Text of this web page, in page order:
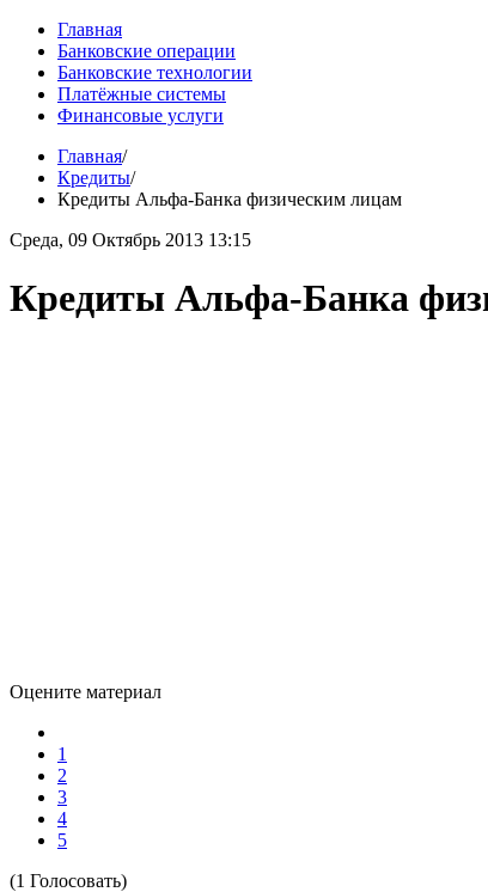
Главная
Банковские операции
Банковские технологии
Платёжные системы
Финансовые услуги
Главная/
Кредиты/
Кредиты Альфа-Банка физическим лицам
Среда, 09 Октябрь 2013 13:15
Кредиты Альфа-Банка
Оцените материал
1
2
3
4
5
(1 Голосовать)